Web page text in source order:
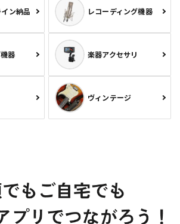
ン納品 レコーディング機器
器 楽器アクセサリ
ヴィンテージ